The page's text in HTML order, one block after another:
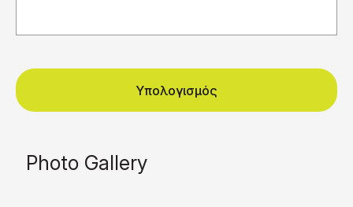
Υπολογισμός
Photo Gallery